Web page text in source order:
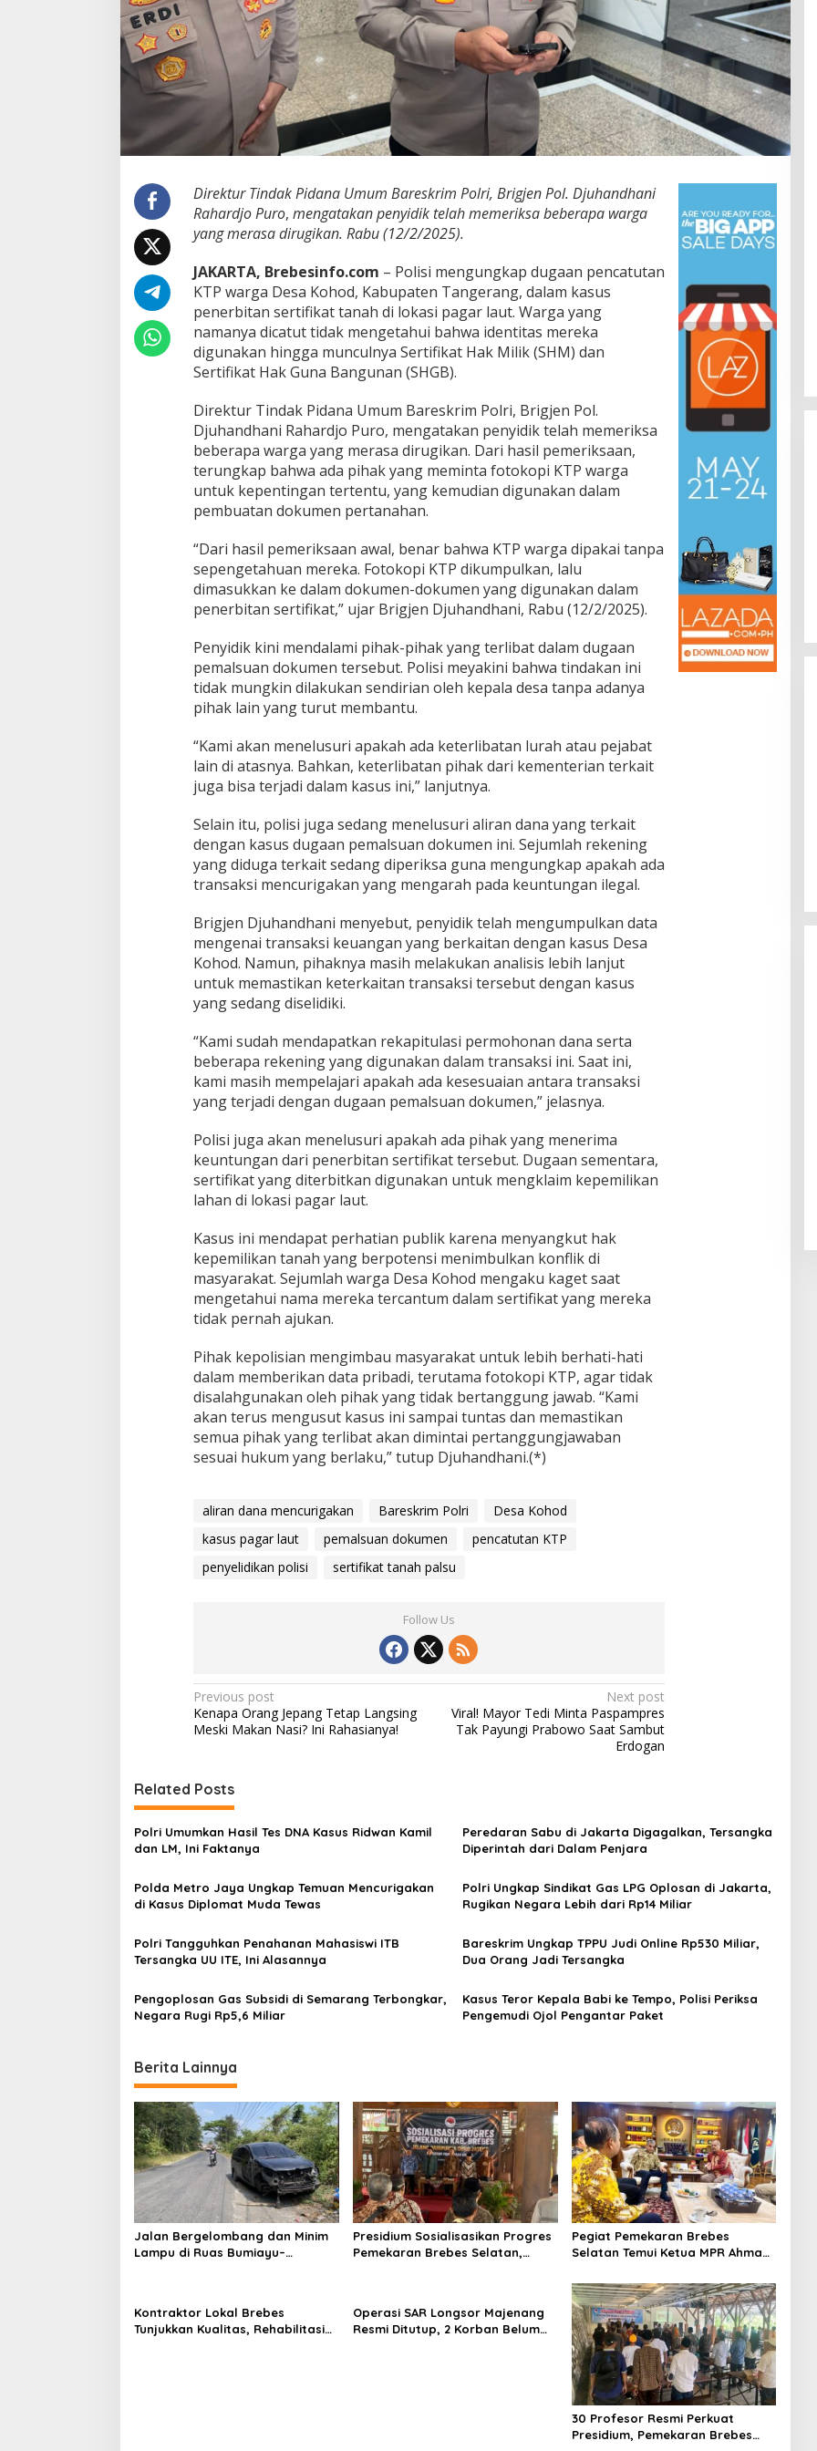
W
d
a
a
a
s
u
a
g
a
r
a
u
d
i
a
n
g
e
a
n
g
Direktur Tindak Pidana Umum Bareskrim Polri, Brigjen Pol. Djuhandhani
Rahardjo Puro, mengatakan penyidik telah memeriksa beberapa warga
yang merasa dirugikan. Rabu (12/2/2025).
JAKARTA, Brebesinfo.com – Polisi mengungkap dugaan pencatutan
KTP warga Desa Kohod, Kabupaten Tangerang, dalam kasus
penerbitan sertifikat tanah di lokasi pagar laut. Warga yang
namanya dicatut tidak mengetahui bahwa identitas mereka
digunakan hingga munculnya Sertifikat Hak Milik (SHM) dan
Sertifikat Hak Guna Bangunan (SHGB).
Direktur Tindak Pidana Umum Bareskrim Polri, Brigjen Pol.
Djuhandhani Rahardjo Puro, mengatakan penyidik telah memeriksa
beberapa warga yang merasa dirugikan. Dari hasil pemeriksaan,
terungkap bahwa ada pihak yang meminta fotokopi KTP warga
untuk kepentingan tertentu, yang kemudian digunakan dalam
pembuatan dokumen pertanahan.
“Dari hasil pemeriksaan awal, benar bahwa KTP warga dipakai tanpa
sepengetahuan mereka. Fotokopi KTP dikumpulkan, lalu
dimasukkan ke dalam dokumen-dokumen yang digunakan dalam
penerbitan sertifikat,” ujar Brigjen Djuhandhani, Rabu (12/2/2025).
Penyidik kini mendalami pihak-pihak yang terlibat dalam dugaan
pemalsuan dokumen tersebut. Polisi meyakini bahwa tindakan ini
tidak mungkin dilakukan sendirian oleh kepala desa tanpa adanya
pihak lain yang turut membantu.
“Kami akan menelusuri apakah ada keterlibatan lurah atau pejabat
lain di atasnya. Bahkan, keterlibatan pihak dari kementerian terkait
juga bisa terjadi dalam kasus ini,” lanjutnya.
Selain itu, polisi juga sedang menelusuri aliran dana yang terkait
dengan kasus dugaan pemalsuan dokumen ini. Sejumlah rekening
yang diduga terkait sedang diperiksa guna mengungkap apakah ada
transaksi mencurigakan yang mengarah pada keuntungan ilegal.
Brigjen Djuhandhani menyebut, penyidik telah mengumpulkan data
mengenai transaksi keuangan yang berkaitan dengan kasus Desa
Kohod. Namun, pihaknya masih melakukan analisis lebih lanjut
untuk memastikan keterkaitan transaksi tersebut dengan kasus
yang sedang diselidiki.
“Kami sudah mendapatkan rekapitulasi permohonan dana serta
beberapa rekening yang digunakan dalam transaksi ini. Saat ini,
kami masih mempelajari apakah ada kesesuaian antara transaksi
yang terjadi dengan dugaan pemalsuan dokumen,” jelasnya.
Polisi juga akan menelusuri apakah ada pihak yang menerima
keuntungan dari penerbitan sertifikat tersebut. Dugaan sementara,
sertifikat yang diterbitkan digunakan untuk mengklaim kepemilikan
lahan di lokasi pagar laut.
Kasus ini mendapat perhatian publik karena menyangkut hak
kepemilikan tanah yang berpotensi menimbulkan konflik di
masyarakat. Sejumlah warga Desa Kohod mengaku kaget saat
mengetahui nama mereka tercantum dalam sertifikat yang mereka
tidak pernah ajukan.
Pihak kepolisian mengimbau masyarakat untuk lebih berhati-hati
dalam memberikan data pribadi, terutama fotokopi KTP, agar tidak
disalahgunakan oleh pihak yang tidak bertanggung jawab. “Kami
akan terus mengusut kasus ini sampai tuntas dan memastikan
semua pihak yang terlibat akan dimintai pertanggungjawaban
sesuai hukum yang berlaku,” tutup Djuhandhani.(*)
aliran dana mencurigakan Bareskrim Polri
Desa Kohod
kasus pagar laut
pemalsuan dokumen
pencatutan KTP
penyelidikan polisi
sertifikat tanah palsu
Follow Us
P
o
t
n
a
v
i
g
t
o
n
Previous post
Kenapa Orang Jepang Tetap Langsing
Meski Makan Nasi? Ini Rahasianya!
Next post
Viral! Mayor Tedi Minta Paspampres
Tak Payungi Prabowo Saat Sambut
Erdogan
Related Posts
Polri Umumkan Hasil Tes DNA Kasus Ridwan Kamil
dan LM, Ini Faktanya
Peredaran Sabu di Jakarta Digagalkan, Tersangka
Diperintah dari Dalam Penjara
Polda Metro Jaya Ungkap Temuan Mencurigakan
di Kasus Diplomat Muda Tewas
Polri Ungkap Sindikat Gas LPG Oplosan di Jakarta,
Rugikan Negara Lebih dari Rp14 Miliar
Polri Tangguhkan Penahanan Mahasiswi ITB
Tersangka UU ITE, Ini Alasannya
Bareskrim Ungkap TPPU Judi Online Rp530 Miliar,
Dua Orang Jadi Tersangka
Pengoplosan Gas Subsidi di Semarang Terbongkar,
Negara Rugi Rp5,6 Miliar
Kasus Teror Kepala Babi ke Tempo, Polisi Periksa
Pengemudi Ojol Pengantar Paket
Berita Lainnya
Jalan Bergelombang dan Minim
Lampu di Ruas Bumiayu–
Presidium Sosialisasikan Progres
Pemekaran Brebes Selatan,
Pegiat Pemekaran Brebes
Selatan Temui Ketua MPR Ahmad
Berkas ke Provinsi
Kontraktor Lokal Brebes
Tunjukkan Kualitas, Rehabilitasi
Operasi SAR Longsor Majenang
Resmi Ditutup, 2 Korban Belum
30 Profesor Resmi Perkuat
Presidium, Pemekaran Brebes
Jalan Bergelombang dan Minim
Lampu di Ruas Bumiayu–
Bantarkawung Telan Korban,
Innova Hantam Pohon di
Bantarkawung
In Berita, Daerah, Ekonomi, Hukum & Kriminal, Info
Desa, Nasional, Otomatif, Politik,
Sosial
| 04/08/2026